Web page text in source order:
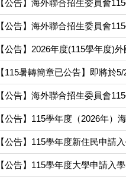
【公告】海外聯合招生委員會
【公告】海外聯合招生委員會
【公告】2026年度(115學年度)
【115暑轉簡章已公告】即將於
【公告】海外聯合招生委員會
【公告】115學年度（2026年）
【公告】115學年度新住民申請
【公告】115學年度大學申請入